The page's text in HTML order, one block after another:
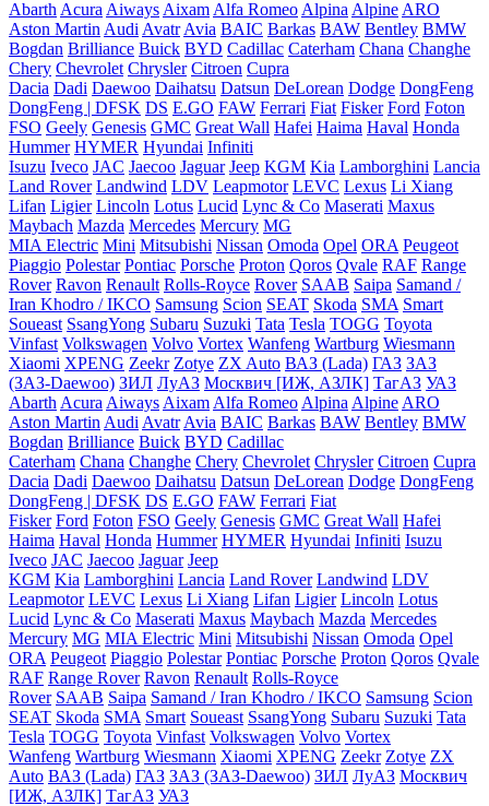
Abarth Acura Aiways Aixam Alfa Romeo Alpina Alpine ARO
Aston Martin Audi Avatr Avia BAIC Barkas BAW Bentley BMW
Bogdan Brilliance Buick BYD Cadillac Caterham Chana Changhe
Chery Chevrolet Chrysler Citroen Cupra
Dacia Dadi Daewoo Daihatsu Datsun DeLorean Dodge DongFeng
DongFeng | DFSK DS E.GO FAW Ferrari Fiat Fisker Ford Foton
FSO Geely Genesis GMC Great Wall Hafei Haima Haval Honda
Hummer HYMER Hyundai Infiniti
Isuzu Iveco JAC Jaecoo Jaguar Jeep KGM Kia Lamborghini Lancia
Land Rover Landwind LDV Leapmotor LEVC Lexus Li Xiang
Lifan Ligier Lincoln Lotus Lucid Lync & Co Maserati Maxus
Maybach Mazda Mercedes Mercury MG
MIA Electric Mini Mitsubishi Nissan Omoda Opel ORA Peugeot
Piaggio Polestar Pontiac Porsche Proton Qoros Qvale RAF Range
Rover Ravon Renault Rolls-Royce Rover SAAB Saipa Samand /
Iran Khodro / IKCO Samsung Scion SEAT Skoda SMA Smart
Soueast SsangYong Subaru Suzuki Tata Tesla TOGG Toyota
Vinfast Volkswagen Volvo Vortex Wanfeng Wartburg Wiesmann
Xiaomi XPENG Zeekr Zotye ZX Auto ВАЗ (Lada) ГАЗ ЗАЗ
(ЗАЗ-Daewoo) ЗИЛ ЛуАЗ Москвич [ИЖ, АЗЛК] ТагАЗ УАЗ
Abarth Acura Aiways Aixam Alfa Romeo Alpina Alpine ARO
Aston Martin Audi Avatr Avia BAIC Barkas BAW Bentley BMW
Bogdan Brilliance Buick BYD Cadillac
Caterham Chana Changhe Chery Chevrolet Chrysler Citroen Cupra
Dacia Dadi Daewoo Daihatsu Datsun DeLorean Dodge DongFeng
DongFeng | DFSK DS E.GO FAW Ferrari Fiat
Fisker Ford Foton FSO Geely Genesis GMC Great Wall Hafei
Haima Haval Honda Hummer HYMER Hyundai Infiniti Isuzu
Iveco JAC Jaecoo Jaguar Jeep
KGM Kia Lamborghini Lancia Land Rover Landwind LDV
Leapmotor LEVC Lexus Li Xiang Lifan Ligier Lincoln Lotus
Lucid Lync & Co Maserati Maxus Maybach Mazda Mercedes
Mercury MG MIA Electric Mini Mitsubishi Nissan Omoda Opel
ORA Peugeot Piaggio Polestar Pontiac Porsche Proton Qoros Qvale
RAF Range Rover Ravon Renault Rolls-Royce
Rover SAAB Saipa Samand / Iran Khodro / IKCO Samsung Scion
SEAT Skoda SMA Smart Soueast SsangYong Subaru Suzuki Tata
Tesla TOGG Toyota Vinfast Volkswagen Volvo Vortex
Wanfeng Wartburg Wiesmann Xiaomi XPENG Zeekr Zotye ZX
Auto ВАЗ (Lada) ГАЗ ЗАЗ (ЗАЗ-Daewoo) ЗИЛ ЛуАЗ Москвич
[ИЖ, АЗЛК] ТагАЗ УАЗ